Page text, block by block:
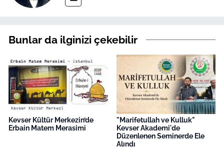
Bunlar da ilginizi çekebilir
Kevser Kültür Merkezin’de
Erbain Matem Merasimi
"Marifetullah ve Kulluk"
Kevser Akademi'de
Düzenlenen Seminerde Ele
Alındı